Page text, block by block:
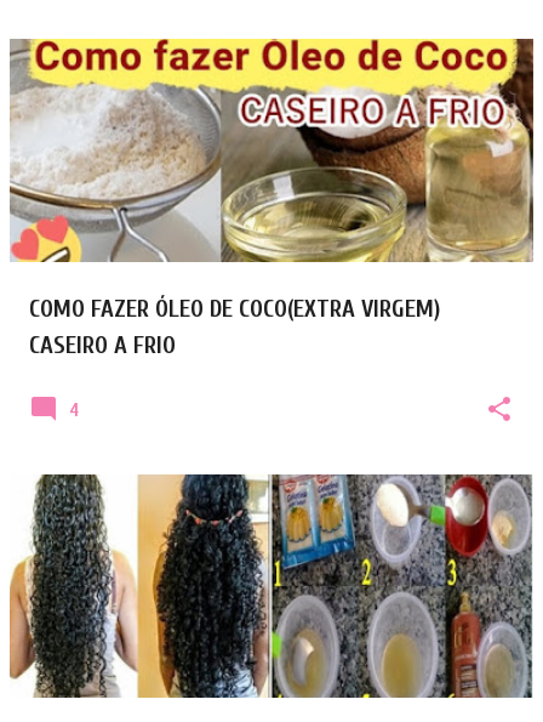
COMO FAZER ÓLEO DE COCO(EXTRA VIRGEM)
CASEIRO A FRIO
4